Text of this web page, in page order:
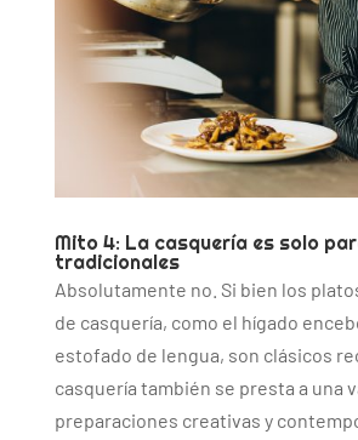
Mito 4: La casquería es solo
tradicionales
Absolutamente no. Si bien los
de casquería, como el hígado
estofado de lengua, son clásicos
casquería también se presta a una
preparaciones creativas y